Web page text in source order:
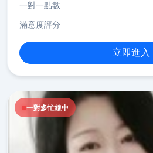
一對一點數
滿意度評分
立即進入
一對多忙線中